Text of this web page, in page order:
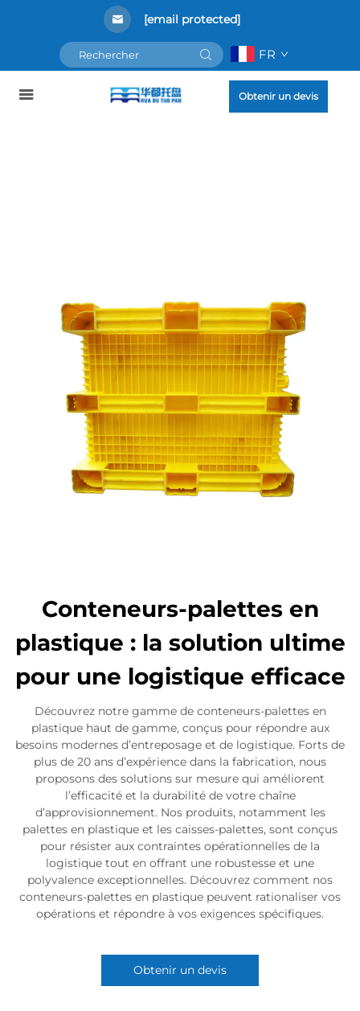
[email protected]
FR
Obtenir un devis
Conteneurs-palettes en
plastique : la solution ultime
pour une logistique efficace
Découvrez notre gamme de conteneurs-palettes en
plastique haut de gamme, conçus pour répondre aux
besoins modernes d’entreposage et de logistique. Forts de
plus de 20 ans d’expérience dans la fabrication, nous
proposons des solutions sur mesure qui améliorent
l’efficacité et la durabilité de votre chaîne
d’approvisionnement. Nos produits, notamment les
palettes en plastique et les caisses-palettes, sont conçus
pour résister aux contraintes opérationnelles de la
logistique tout en offrant une robustesse et une
polyvalence exceptionnelles. Découvrez comment nos
conteneurs-palettes en plastique peuvent rationaliser vos
opérations et répondre à vos exigences spécifiques.
Obtenir un devis